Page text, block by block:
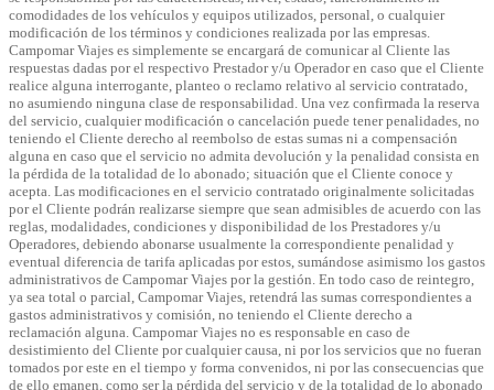
comodidades de los vehículos y equipos utilizados, personal, o cualquier
modificación de los términos y condiciones realizada por las empresas.
Campomar Viajes es simplemente se encargará de comunicar al Cliente las
respuestas dadas por el respectivo Prestador y/u Operador en caso que el Cliente
realice alguna interrogante, planteo o reclamo relativo al servicio contratado,
no asumiendo ninguna clase de responsabilidad. Una vez confirmada la reserva
del servicio, cualquier modificación o cancelación puede tener penalidades, no
teniendo el Cliente derecho al reembolso de estas sumas ni a compensación
alguna en caso que el servicio no admita devolución y la penalidad consista en
la pérdida de la totalidad de lo abonado; situación que el Cliente conoce y
acepta. Las modificaciones en el servicio contratado originalmente solicitadas
por el Cliente podrán realizarse siempre que sean admisibles de acuerdo con las
reglas, modalidades, condiciones y disponibilidad de los Prestadores y/u
Operadores, debiendo abonarse usualmente la correspondiente penalidad y
eventual diferencia de tarifa aplicadas por estos, sumándose asimismo los gastos
administrativos de Campomar Viajes por la gestión. En todo caso de reintegro,
ya sea total o parcial, Campomar Viajes, retendrá las sumas correspondientes a
gastos administrativos y comisión, no teniendo el Cliente derecho a
reclamación alguna. Campomar Viajes no es responsable en caso de
desistimiento del Cliente por cualquier causa, ni por los servicios que no fueran
tomados por este en el tiempo y forma convenidos, ni por las consecuencias que
de ello emanen, como ser la pérdida del servicio y de la totalidad de lo abonado